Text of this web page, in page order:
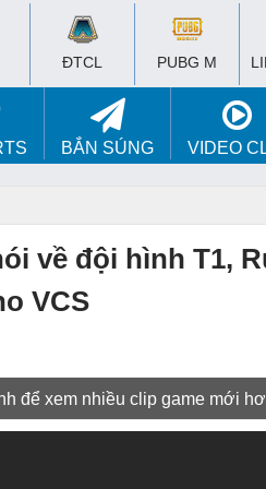
ĐTCL PUBG M
BẮN SÚNG VIDEO
về đội hình T1,
VCS
để xem nhiều clip game mới